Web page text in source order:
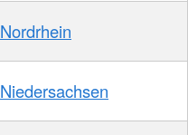
Nordrhein
Niedersachsen